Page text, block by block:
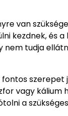
van
kezdnek, és
tudja
vagy
a